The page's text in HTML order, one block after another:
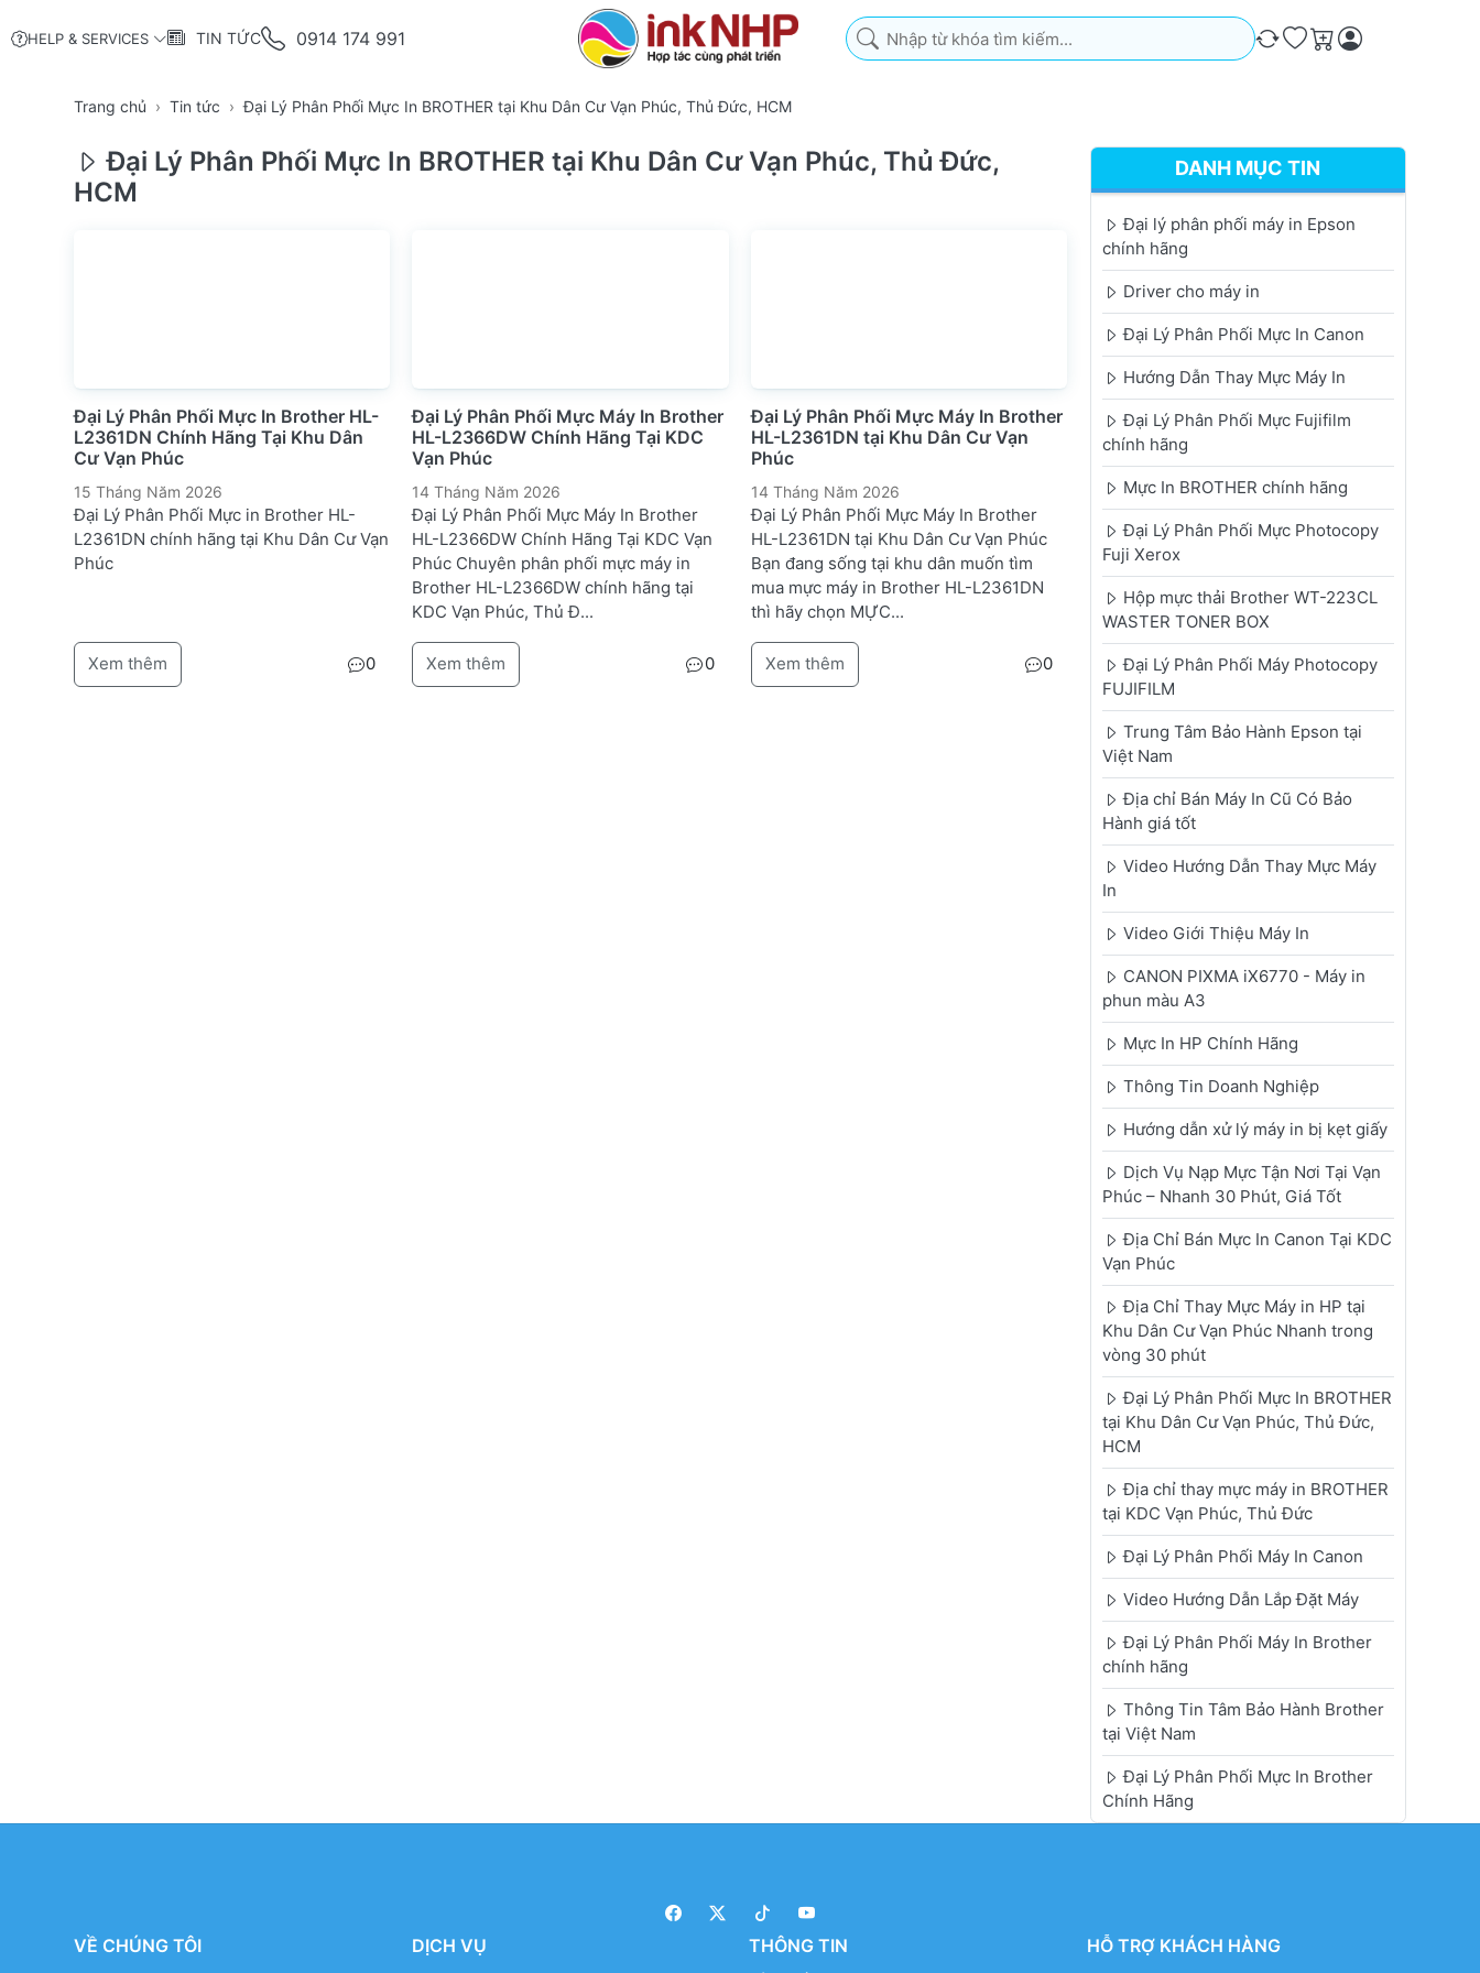
HELP & SERVICES TIN TỨC 0914 174 991
Nhập từ khóa tìm kiếm. Kết quả sẽ tự động xuất hiện khi bạn nhập. Nhấn phím
So sánh
Ưa thích
Giỏ hàng
Trang chủ Tin tức Đại Lý Phân Phối Mực In BROTHER tại Khu Dân Cư Vạn Phúc, Thủ Đức, HCM
Đại Lý Phân Phối Mực In BROTHER tại Khu Dân Cư Vạn Phúc, Thủ Đức,
HCM
Đại Lý Phân Phối Mực In Brother HL-
L2361DN Chính Hãng Tại Khu Dân
Cư Vạn Phúc
15 Tháng Năm 2026
Đại Lý Phân Phối Mực in Brother HL-
L2361DN chính hãng tại Khu Dân Cư Vạn
Phúc
Xem thêm 0
Đại Lý Phân Phối Mực Máy In Brother
HL-L2366DW Chính Hãng Tại KDC
Vạn Phúc
14 Tháng Năm 2026
Đại Lý Phân Phối Mực Máy In Brother
HL-L2366DW Chính Hãng Tại KDC Vạn
Phúc Chuyên phân phối mực máy in
Brother HL-L2366DW chính hãng tại
KDC Vạn Phúc, Thủ Đ...
Xem thêm 0
Đại Lý Phân Phối Mực Máy In Brother
HL-L2361DN tại Khu Dân Cư Vạn
Phúc
14 Tháng Năm 2026
Đại Lý Phân Phối Mực Máy In Brother
HL-L2361DN tại Khu Dân Cư Vạn Phúc
Bạn đang sống tại khu dân muốn tìm
mua mực máy in Brother HL-L2361DN
thì hãy chọn MỰC...
Xem thêm 0
DANH MỤC TIN
Đại lý phân phối máy in Epson
chính hãng
Driver cho máy in
Đại Lý Phân Phối Mực In Canon
Hướng Dẫn Thay Mực Máy In
Đại Lý Phân Phối Mực Fujifilm
chính hãng
Mực In BROTHER chính hãng
Đại Lý Phân Phối Mực Photocopy
Fuji Xerox
Hộp mực thải Brother WT-223CL
WASTER TONER BOX
Đại Lý Phân Phối Máy Photocopy
FUJIFILM
Trung Tâm Bảo Hành Epson tại
Việt Nam
Địa chỉ Bán Máy In Cũ Có Bảo
Hành giá tốt
Video Hướng Dẫn Thay Mực Máy
In
Video Giới Thiệu Máy In
CANON PIXMA iX6770 - Máy in
phun màu A3
Mực In HP Chính Hãng
Thông Tin Doanh Nghiệp
Hướng dẫn xử lý máy in bị kẹt giấy
Dịch Vụ Nạp Mực Tận Nơi Tại Vạn
Phúc – Nhanh 30 Phút, Giá Tốt
Địa Chỉ Bán Mực In Canon Tại KDC
Vạn Phúc
Địa Chỉ Thay Mực Máy in HP tại
Khu Dân Cư Vạn Phúc Nhanh trong
vòng 30 phút
Đại Lý Phân Phối Mực In BROTHER
tại Khu Dân Cư Vạn Phúc, Thủ Đức,
HCM
Địa chỉ thay mực máy in BROTHER
tại KDC Vạn Phúc, Thủ Đức
Đại Lý Phân Phối Máy In Canon
Video Hướng Dẫn Lắp Đặt Máy
Đại Lý Phân Phối Máy In Brother
chính hãng
Thông Tin Tâm Bảo Hành Brother
tại Việt Nam
Đại Lý Phân Phối Mực In Brother
Chính Hãng
VỀ CHÚNG TÔI DỊCH VỤ THÔNG TIN HỖ TRỢ KHÁCH HÀNG